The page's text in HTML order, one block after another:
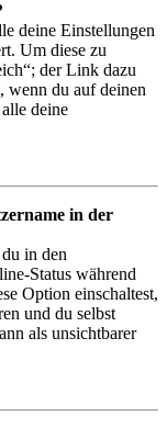
deine Einstellungen
Um diese zu
der Link dazu
wenn du auf deinen
deine
in der
in den
Status während
Option einschaltest,
und du selbst
als unsichtbarer